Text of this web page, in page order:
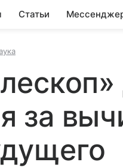
Статьи
за